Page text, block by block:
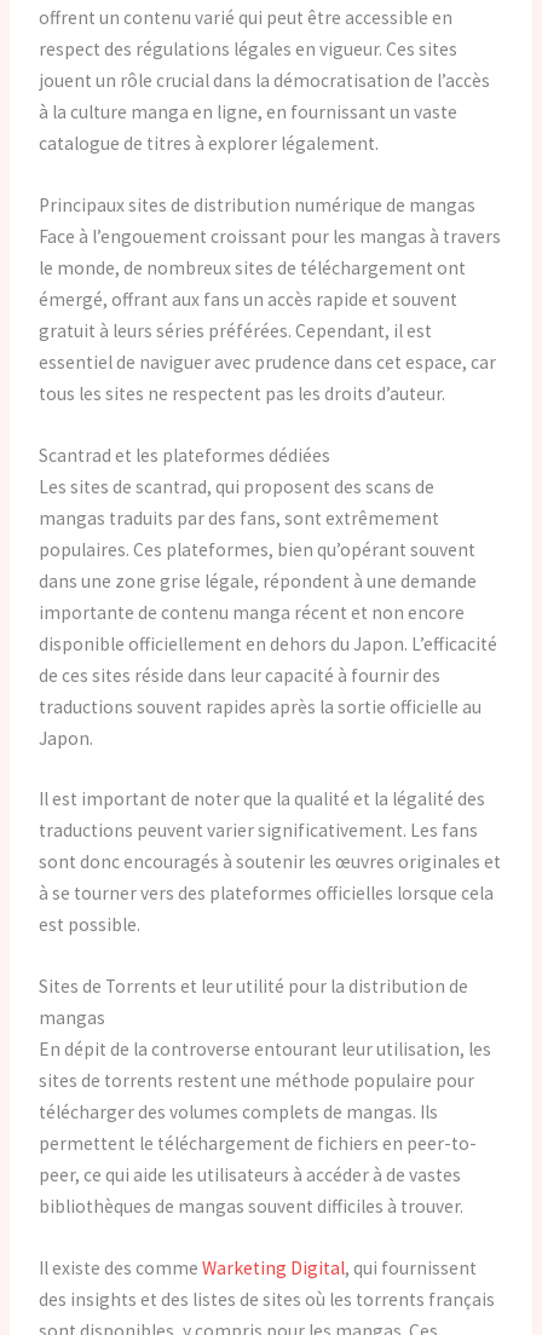
offrent un contenu varié qui peut être accessible en
respect des régulations légales en vigueur. Ces sites
jouent un rôle crucial dans la démocratisation de l’accès
à la culture manga en ligne, en fournissant un vaste
catalogue de titres à explorer légalement.
Principaux sites de distribution numérique de mangas
Face à l’engouement croissant pour les mangas à travers
le monde, de nombreux sites de téléchargement ont
émergé, offrant aux fans un accès rapide et souvent
gratuit à leurs séries préférées. Cependant, il est
essentiel de naviguer avec prudence dans cet espace, car
tous les sites ne respectent pas les droits d’auteur.
Scantrad et les plateformes dédiées
Les sites de scantrad, qui proposent des scans de
mangas traduits par des fans, sont extrêmement
populaires. Ces plateformes, bien qu’opérant souvent
dans une zone grise légale, répondent à une demande
importante de contenu manga récent et non encore
disponible officiellement en dehors du Japon. L’efficacité
de ces sites réside dans leur capacité à fournir des
traductions souvent rapides après la sortie officielle au
Japon.
Il est important de noter que la qualité et la légalité des
traductions peuvent varier significativement. Les fans
sont donc encouragés à soutenir les œuvres originales et
à se tourner vers des plateformes officielles lorsque cela
est possible.
Sites de Torrents et leur utilité pour la distribution de
mangas
En dépit de la controverse entourant leur utilisation, les
sites de torrents restent une méthode populaire pour
télécharger des volumes complets de mangas. Ils
permettent le téléchargement de fichiers en peer-to-
peer, ce qui aide les utilisateurs à accéder à de vastes
bibliothèques de mangas souvent difficiles à trouver.
Il existe des commeWarketing Digital, qui fournissent
des insights et des listes de sites où les torrents français